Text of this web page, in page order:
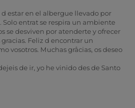
estar en el albergue llevado por
entrat se respira un ambiente
se desviven por atenderte y ofrecer
Feliz d encontrar un
vosotros. Muchas gråcias, os deseo
de ir, yo he vinido des de Santo